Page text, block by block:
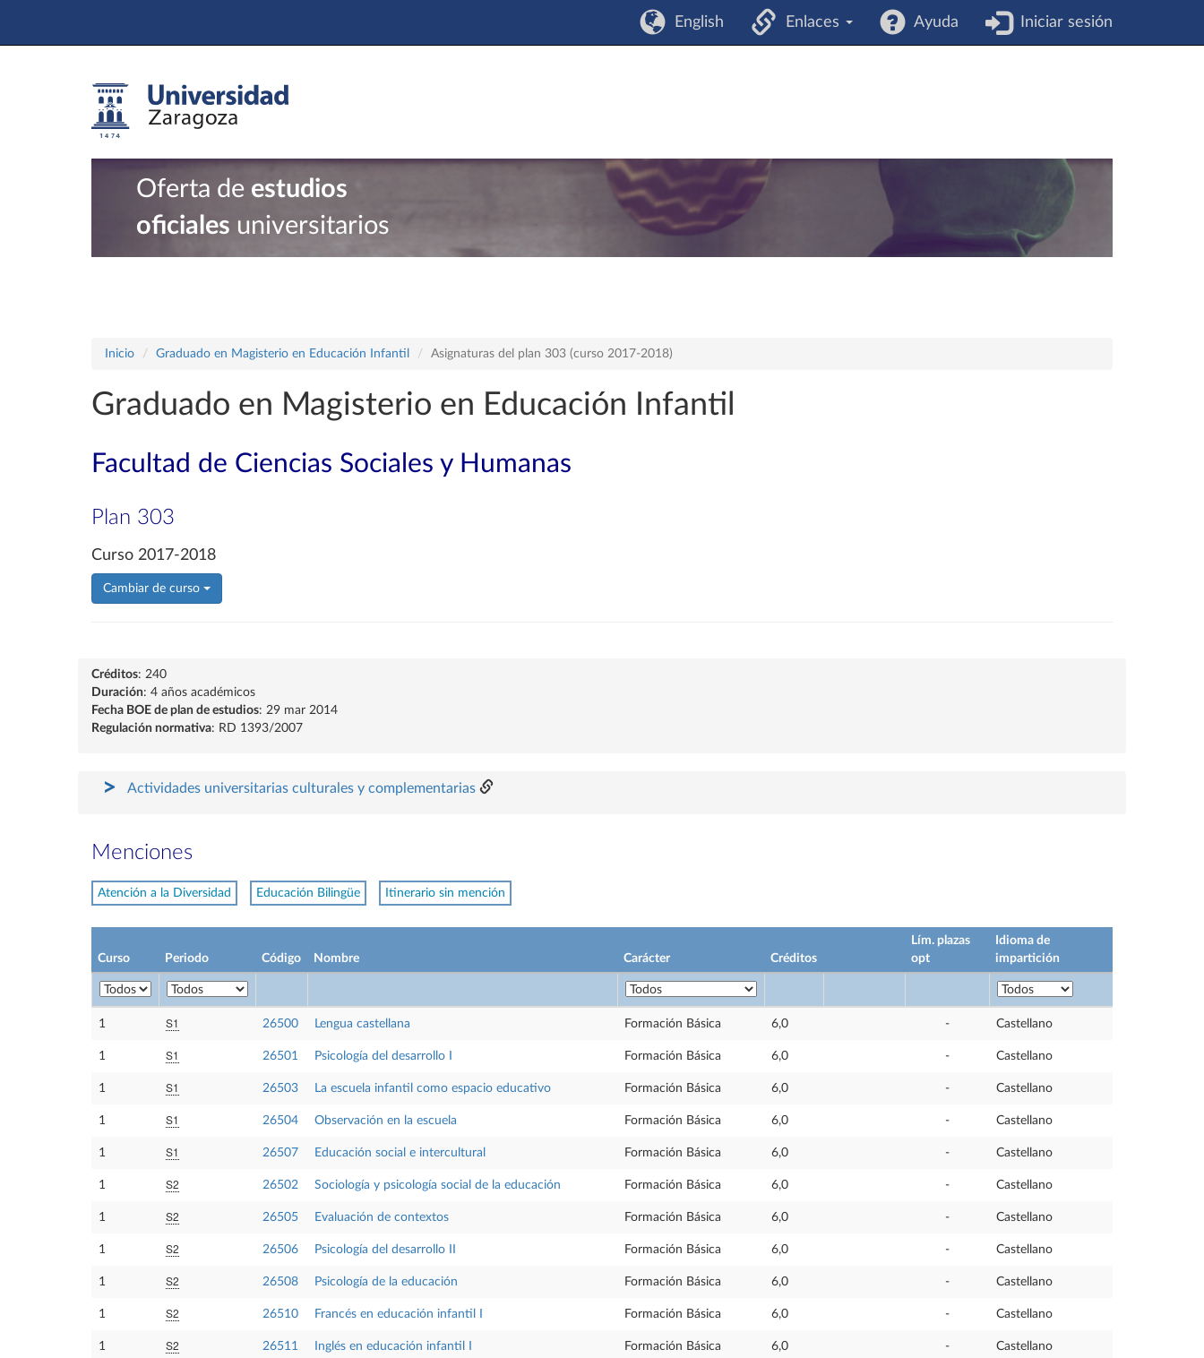
English Enlaces Ayuda Iniciar sesión
Oferta de estudios
oficiales universitarios
Inicio Graduado en Magisterio en Educación Infantil Asignaturas del plan 303 (curso 2017-2018)
Graduado en Magisterio en Educación Infantil
Facultad de Ciencias Sociales y Humanas
Plan 303
Curso 2017-2018
Cambiar de curso
Créditos: 240
Duración: 4 años académicos
Fecha BOE de plan de estudios: 29 mar 2014
Regulación normativa: RD 1393/2007
Actividades universitarias culturales y complementarias
Menciones
Atención a la Diversidad Educación Bilingüe Itinerario sin mención
Curso Periodo Código Nombre Carácter Créditos
Lím. plazas
opt
Idioma de
impartición
1 S1 26500 Lengua castellana Formación Básica 6,0 - Castellano
1 S1 26501 Psicología del desarrollo I Formación Básica 6,0 - Castellano
1 S1 26503 La escuela infantil como espacio educativo Formación Básica 6,0 - Castellano
1 S1 26504 Observación en la escuela Formación Básica 6,0 - Castellano
1 S1 26507 Educación social e intercultural Formación Básica 6,0 - Castellano
1 S2 26502 Sociología y psicología social de la educación Formación Básica 6,0 - Castellano
1 S2 26505 Evaluación de contextos Formación Básica 6,0 - Castellano
1 S2 26506 Psicología del desarrollo II Formación Básica 6,0 - Castellano
1 S2 26508 Psicología de la educación Formación Básica 6,0 - Castellano
1 S2 26510 Francés en educación infantil I Formación Básica 6,0 - Castellano
1 S2 26511 Inglés en educación infantil I Formación Básica 6,0 - Castellano